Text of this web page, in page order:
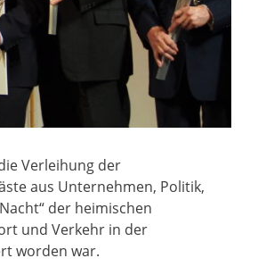
Verleihung der
aus Unternehmen, Politik,
der heimischen
und Verkehr in der
worden war.